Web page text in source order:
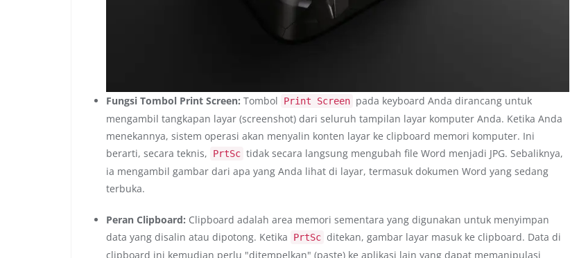
Fungsi Tombol Print Screen: Tombol Print Screen pada keyboard Anda dirancang untuk
mengambil tangkapan layar (screenshot) dari seluruh tampilan layar komputer Anda. Ketika Anda
menekannya, sistem operasi akan menyalin konten layar ke clipboard memori komputer. Ini
berarti, secara teknis,
PrtSc tidak secara langsung mengubah file Word menjadi JPG. Sebaliknya,
ia mengambil gambar dari apa yang Anda lihat di layar, termasuk dokumen Word yang sedang
terbuka.
Peran Clipboard: Clipboard adalah area memori sementara yang digunakan untuk menyimpan
data yang disalin atau dipotong. Ketika
PrtSc ditekan, gambar layar masuk ke clipboard. Data di
clipboard ini kemudian perlu "ditempelkan" (paste) ke aplikasi lain yang dapat memanipulasi